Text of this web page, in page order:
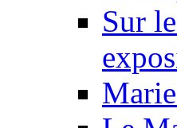
Sur